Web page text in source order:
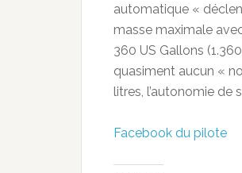
automatique «
masse maximale
360 US Gallons
quasiment aucun «
litres, l’autonomie de
Facebook du pilote